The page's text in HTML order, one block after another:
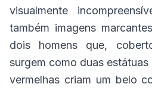
visualmente
também imagens
dois homens que,
surgem como duas
vermelhas criam um belo